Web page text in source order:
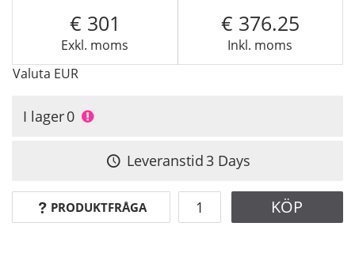
Exkl. moms
301
Inkl. moms
376.25
Valuta EUR
I lager0
Leveranstid3 Days
PRODUKTFRÅGA KÖP